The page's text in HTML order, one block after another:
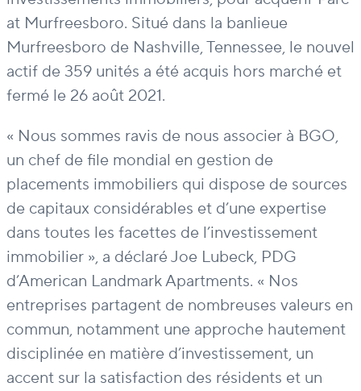
at Murfreesboro. Situé dans la banlieue
Murfreesboro de Nashville, Tennessee, le nouvel
actif de 359 unités a été acquis hors marché et
fermé le 26 août 2021.
« Nous sommes ravis de nous associer à BGO,
un chef de file mondial en gestion de
placements immobiliers qui dispose de sources
de capitaux considérables et d’une expertise
dans toutes les facettes de l’investissement
immobilier », a déclaré Joe Lubeck, PDG
d’American Landmark Apartments. « Nos
entreprises partagent de nombreuses valeurs en
commun, notamment une approche hautement
disciplinée en matière d’investissement, un
accent sur la satisfaction des résidents et un